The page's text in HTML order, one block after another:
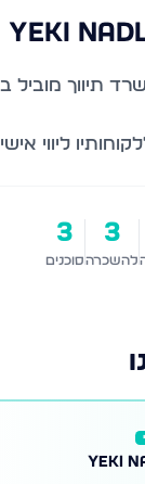
YEKI
תיווך
ליווי
3
להשכרה
3
סוכנים
YEKI